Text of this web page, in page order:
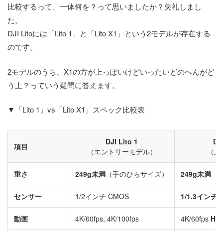
比較するって、一体何を？って思いましたか？失礼しまし
た。
DJI Litoには「Lito 1」と「Lito X1」という2モデルが存在する
のです。
2モデルのうち、X1の方が上っぽいけどいったいどのへんがど
う上？っていう疑問に答えます。
▼「Lito 1」vs「Lito X1」スペック比較表
項目
DJI Lito 1
（エントリーモデル）
（
重さ 249g未満 （手のひらサイズ） 249g未満
センサー 1/2インチ CMOS 1/1.3インチ
動画 4K/60fps, 4K/100fps 4K/60fps